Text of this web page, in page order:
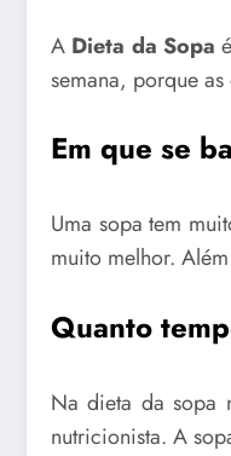
A Dieta da Sopa
semana, porque
Em que se
Uma sopa tem
muito melhor.
Quanto
Na dieta da sopa
nutricionista. A